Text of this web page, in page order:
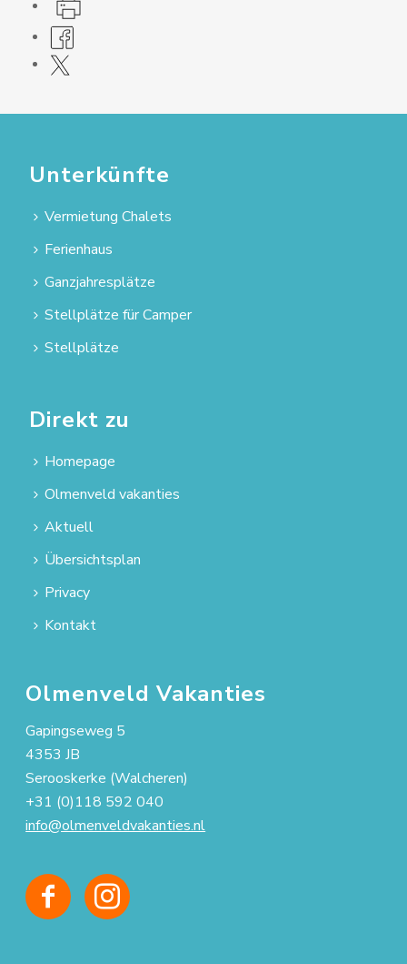
Unterkünfte
Vermietung Chalets
Ferienhaus
Ganzjahresplätze
Stellplätze für Camper
Stellplätze
Direkt zu
Homepage
Olmenveld vakanties
Aktuell
Übersichtsplan
Privacy
Kontakt
Olmenveld Vakanties
Gapingseweg 5
4353 JB
Serooskerke (Walcheren)
+31 (0)118 592 040
info@olmenveldvakanties.nl